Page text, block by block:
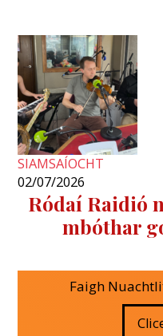
SIAMSAÍOCHT
02/07/2026
Ródaí Raidió
mbóthar
Faigh